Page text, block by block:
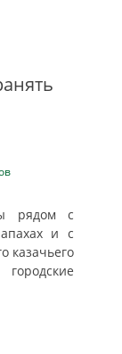
рядом с
и с
казачьего